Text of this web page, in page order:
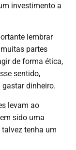
investimento a
lembrar
partes
de forma ética,
sentido,
dinheiro.
levam ao
sido uma
tenha um